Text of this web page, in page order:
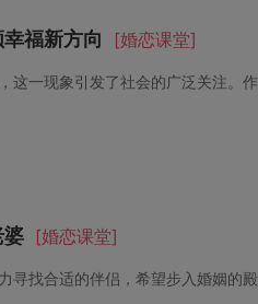
福新方向 [婚恋课堂]
婆 [婚恋课堂]